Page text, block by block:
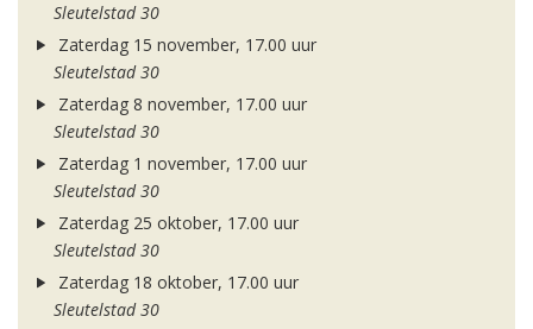
Sleutelstad 30
Zaterdag 15 november, 17.00 uur
Sleutelstad 30
Zaterdag 8 november, 17.00 uur
Sleutelstad 30
Zaterdag 1 november, 17.00 uur
Sleutelstad 30
Zaterdag 25 oktober, 17.00 uur
Sleutelstad 30
Zaterdag 18 oktober, 17.00 uur
Sleutelstad 30